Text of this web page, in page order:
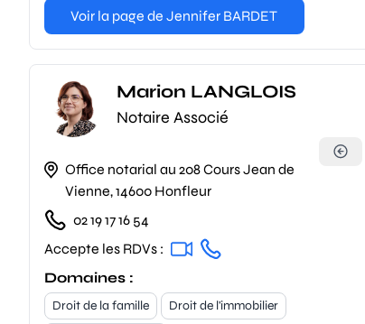
Voir la page de Jennifer BARDET
Marion LANGLOIS
Notaire Associé
Office notarial au 208 Cours Jean de
Vienne, 14600 Honfleur
02 19 17 16 54
Accepte les RDVs :
Domaines :
Droit de la famille
Droit de l'immobilier